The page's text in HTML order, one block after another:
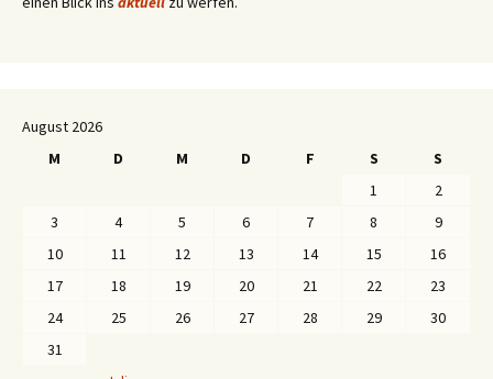
August 2026
M
D M D F S
S
1
2
3
4 5 6 7 8
9
10
11 12 13 14 15
16
17
18 19 20 21 22
23
24
25 26 27 28 29
30
31